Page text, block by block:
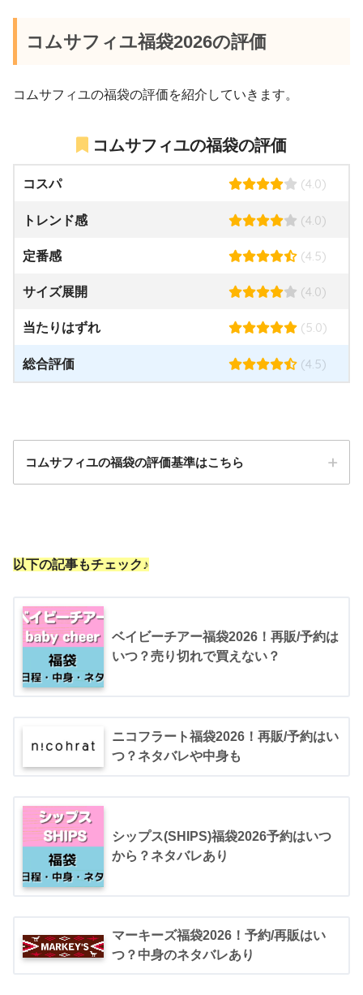
コムサフィユ福袋2026の評価
コムサフィユの福袋の評価を紹介していきます。
コムサフィユの福袋の評価
コスパ (4.0)
トレンド感 (4.0)
定番感 (4.5)
サイズ展開 (4.0)
当たりはずれ (5.0)
総合評価 (4.5)
コムサフィユの福袋の評価基準はこちら
トレンド感
定番感
サイズ展開
当たり外れ
以下の記事もチェック♪
ベイビーチアー福袋2026！再販/予約は
いつ？売り切れで買えない？
ニコフラート福袋2026！再販/予約はい
つ？ネタバレや中身も
シップス(SHIPS)福袋2026予約はいつ
から？ネタバレあり
マーキーズ福袋2026！予約/再販はい
つ？中身のネタバレあり